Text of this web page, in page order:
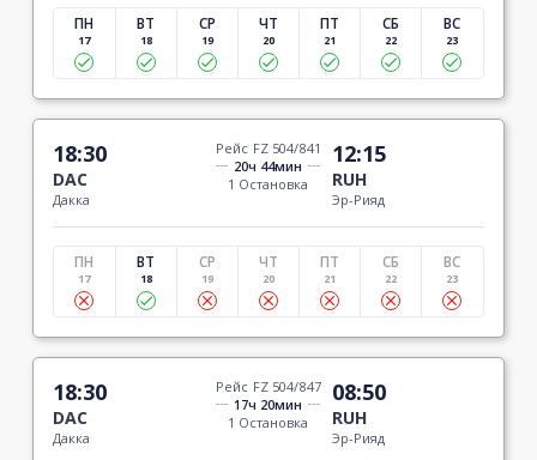
ПН
17
ВТ
18
СР
19
ЧТ
20
ПТ
21
СБ
22
ВС
23
18:30
DAC
Дакка
Рейс FZ 504/841
20ч 44мин
1 Остановка
12:15
RUH
Эр-Рияд
ПН
17
ВТ
18
СР
19
ЧТ
20
ПТ
21
СБ
22
ВС
23
18:30
DAC
Дакка
Рейс FZ 504/847
17ч 20мин
1 Остановка
08:50
RUH
Эр-Рияд